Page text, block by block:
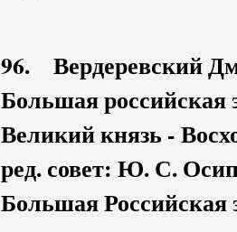
96. Вердеревский
Большая российская
Великий князь -
ред. совет: Ю. С.
Большая Российская